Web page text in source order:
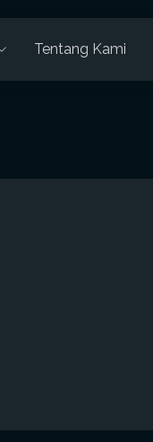
Tentang Kami